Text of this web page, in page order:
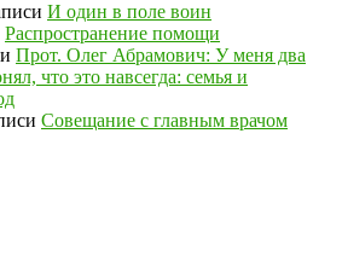
И один в поле воин
Распространение помощи
Прот. Олег Абрамович: У меня два
что это навсегда: семья и
Совещание с главным врачом